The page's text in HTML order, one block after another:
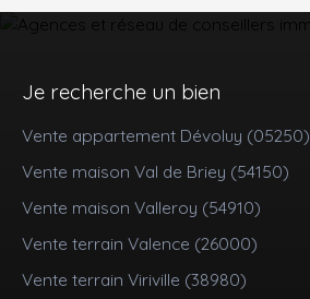
Je recherche un bien
Vente appartement Dévoluy (05250)
Vente maison Val de Briey (54150)
Vente maison Valleroy (54910)
Vente terrain Valence (26000)
Vente terrain Viriville (38980)